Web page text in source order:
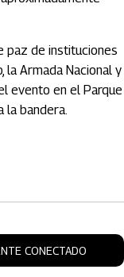
paz de instituciones
Armada Nacional y
evento en el Parque
la bandera.
CONECTADO